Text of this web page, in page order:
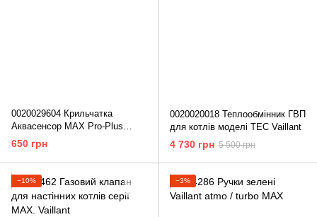
0020029604 Крильчатка
Аквасенсор MAX Pro-Plus
VUW Vaillant
650 грн
0020020018 Теплообмінник ГВП
для котлів моделі TEC Vaillant
4 730 грн 5 500 грн
−10% −3%